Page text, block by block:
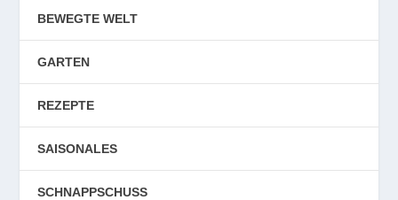
BEWEGTE WELT
GARTEN
REZEPTE
SAISONALES
SCHNAPPSCHUSS